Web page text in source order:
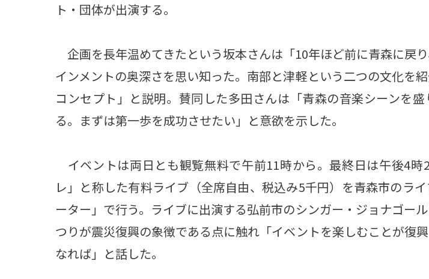
ト・団体が出演する。
企画を長年温めてきたという坂本さんは「10年ほど前に青森に戻
インメントの奥深さを思い知った。南部と津軽という二つの文化を
コンセプト」と説明。賛同した多田さんは「青森の音楽シーンを
る。まずは第一歩を成功させたい」と意欲を示した。
イベントは両日とも観覧無料で午前11時から。最終日は午後4時
レ」と称した有料ライブ（全席自由、税込み5千円）を青森市のラ
ーター」で行う。ライブに出演する弘前市のシンガー・ジョナゴー
つりが震災復興の象徴である点に触れ「イベントを楽しむことが復
なれば」と話した。